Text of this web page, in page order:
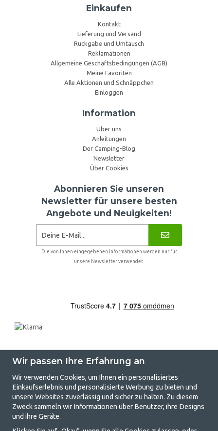
Einkaufen
Kontakt
Lieferung und Versand
Rückgabe und Umtausch
Reklamationen
Allgemeine Geschäftsbedingungen (AGB)
Meine Favoriten
Alle Aktionen und Schnäppchen
Einloggen
Information
Über uns
Anleitungen
Der Camping-Blog
Newsletter
Über Cookies
Abonnieren Sie unseren
Newsletter für unsere besten
Angebote und Neuigkeiten!
Die von Ihnen eingegebenen Informationen werden nur für
unsere Newsletter verwendet.
GetCamping.de - Ihr Geschäft für
Camping und Outdoor-Leben
Wir passen Ihre Erfahrung an
Wir verwenden Cookies, um Ihnen ein personalisiertes
Einkaufserlebnis und personalisierte Werbung zu bieten und
unsere Websites zuverlässig und sicher zu halten. Zu diesem
Zweck sammeln wir Informationen über Benutzer, ihre Designs
und ihre Geräte.